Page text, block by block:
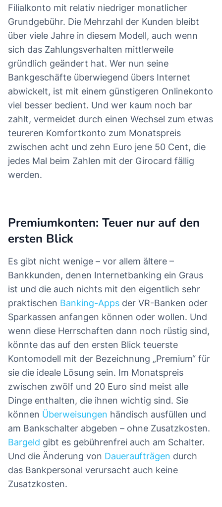
Filialkonto mit relativ niedriger monatlicher
Grundgebühr. Die Mehrzahl der Kunden bleibt
über viele Jahre in diesem Modell, auch wenn
sich das Zahlungsverhalten mittlerweile
gründlich geändert hat. Wer nun seine
Bankgeschäfte überwiegend übers Internet
abwickelt, ist mit einem günstigeren Onlinekonto
viel besser bedient. Und wer kaum noch bar
zahlt, vermeidet durch einen Wechsel zum etwas
teureren Komfortkonto zum Monatspreis
zwischen acht und zehn Euro jene 50 Cent, die
jedes Mal beim Zahlen mit der Girocard fällig
werden.
Premiumkonten: Teuer nur auf den
ersten Blick
Es gibt nicht wenige – vor allem ältere –
Bankkunden, denen Internetbanking ein Graus
ist und die auch nichts mit den eigentlich sehr
praktischen Banking-Apps der VR-Banken oder
Sparkassen anfangen können oder wollen. Und
wenn diese Herrschaften dann noch rüstig sind,
könnte das auf den ersten Blick teuerste
Kontomodell mit der Bezeichnung „Premium“ für
sie die ideale Lösung sein. Im Monatspreis
zwischen zwölf und 20 Euro sind meist alle
Dinge enthalten, die ihnen wichtig sind. Sie
können Überweisungen händisch ausfüllen und
am Bankschalter abgeben – ohne Zusatzkosten.
Bargeld gibt es gebührenfrei auch am Schalter.
Und die Änderung von Daueraufträgen durch
das Bankpersonal verursacht auch keine
Zusatzkosten.